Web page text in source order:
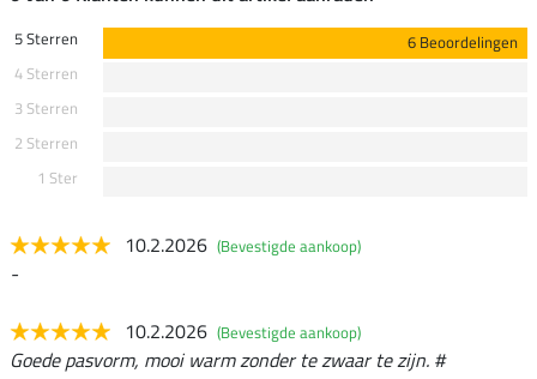
5 Sterren
6 Beoordelingen
4 Sterren
3 Sterren
2 Sterren
1 Ster
10.2.2026 (Bevestigde aankoop)
-
10.2.2026 (Bevestigde aankoop)
Goede pasvorm, mooi warm zonder te zwaar te zijn. #